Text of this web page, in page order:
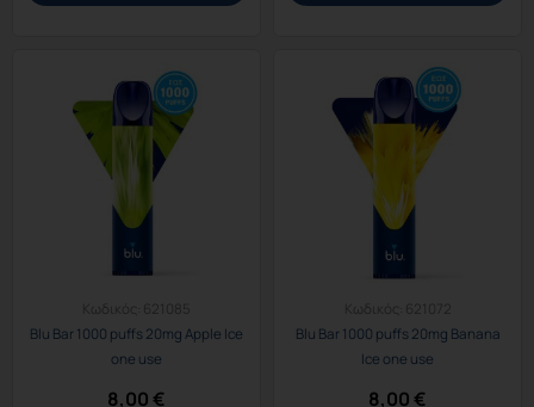
Κωδικός:
621085
Blu Bar 1000 puffs 20mg Apple Ice
one use
8,00€
Κωδικός:
621072
Blu Bar 1000 puffs 20mg Banana
Ice one use
8,00€